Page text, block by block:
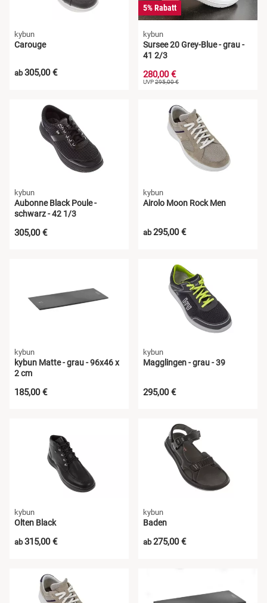
kybun
Carouge
ab305,00 €
5% Rabatt
kybun
Sursee 20 Grey-Blue - grau -
41 2/3
280,00 €
UVP295,00 €
kybun
Aubonne Black Poule -
schwarz - 42 1/3
305,00 €
kybun
Airolo Moon Rock Men
ab295,00 €
kybun
kybun Matte - grau - 96x46 x
2 cm
185,00 €
kybun
Magglingen - grau - 39
295,00 €
kybun
Olten Black
ab315,00 €
kybun
Baden
ab275,00 €